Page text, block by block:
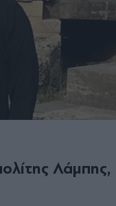
Λάμπης,